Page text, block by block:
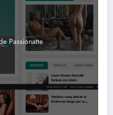
Passionatte